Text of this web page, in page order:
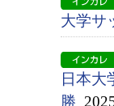
大学サ
日本大
勝